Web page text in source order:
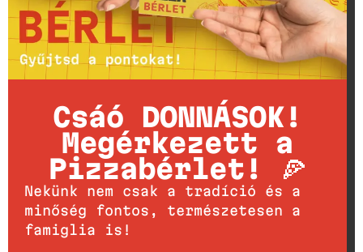
Csáó DONNÁSOK!
Megérkezett a
Pizzabérlet! 🍕
Nekünk nem csak a tradíció és a
minőség fontos, természetesen a
famiglia is!